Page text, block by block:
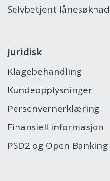
Selvbetjent lånesøknad
Juridisk
Klagebehandling
Kundeopplysninger
Personvernerklæring
Finansiell informasjon
PSD2 og Open Banking